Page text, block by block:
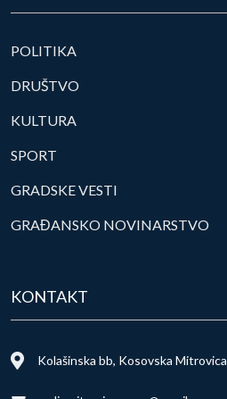
POLITIKA
DRUŠTVO
KULTURA
SPORT
GRADSKE VESTI
GRAĐANSKO NOVINARSTVO
KONTAKT
Kolašinska bb, Kosovska Mitrovica